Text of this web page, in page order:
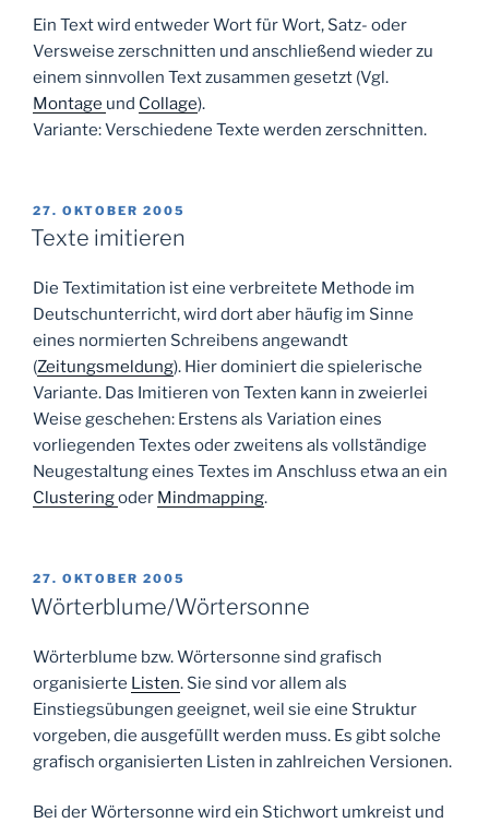
Ein Text wird entweder Wort für Wort, Satz- oder
Versweise zerschnitten und anschließend wieder zu
einem sinnvollen Text zusammen gesetzt (Vgl.
Montage und Collage).
Variante: Verschiedene Texte werden zerschnitten.
VERÖFFENTLICHT
AM
27. OKTOBER 2005
Texte imitieren
Die Textimitation ist eine verbreitete Methode im
Deutschunterricht, wird dort aber häufig im Sinne
eines normierten Schreibens angewandt
(Zeitungsmeldung). Hier dominiert die spielerische
Variante. Das Imitieren von Texten kann in zweierlei
Weise geschehen: Erstens als Variation eines
vorliegenden Textes oder zweitens als vollständige
Neugestaltung eines Textes im Anschluss etwa an ein
Clusteringoder Mindmapping.
VERÖFFENTLICHT
AM
27. OKTOBER 2005
Wörterblume/Wörtersonne
Wörterblume bzw. Wörtersonne sind grafisch
organisierte Listen. Sie sind vor allem als
Einstiegsübungen geeignet, weil sie eine Struktur
vorgeben, die ausgefüllt werden muss. Es gibt solche
grafisch organisierten Listen in zahlreichen Versionen.
Bei der Wörtersonne wird ein Stichwort umkreist und